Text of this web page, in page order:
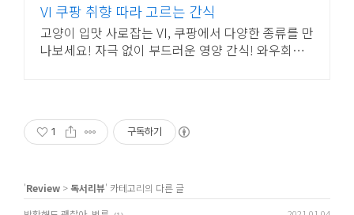
VI 쿠팡 취향 따라 고르는 간식
고양이 입맛 사로잡는 VI, 쿠팡에서 다양한 종류를 만
나보세요! 자극 없이 부드러운 영양 간식! 와우회원
1 구독하기
'Review >독서리뷰' 카테고리의 다른 글